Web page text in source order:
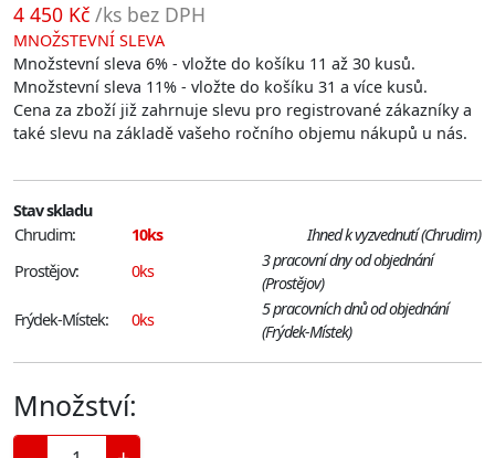
4 450 Kč /ks bez DPH
MNOŽSTEVNÍ SLEVA
Množstevní sleva 6% - vložte do košíku 11 až 30 kusů.
Množstevní sleva 11% - vložte do košíku 31 a více kusů.
Cena za zboží již zahrnuje slevu pro registrované zákazníky a
také slevu na základě vašeho ročního objemu nákupů u nás.
Stav skladu
Chrudim:
10ks
Ihned k vyzvednutí (Chrudim)
Prostějov:
0ks
3 pracovní dny od objednání
(Prostějov)
Frýdek-Místek:
0ks
5 pracovních dnů od objednání
(Frýdek-Místek)
Množství: